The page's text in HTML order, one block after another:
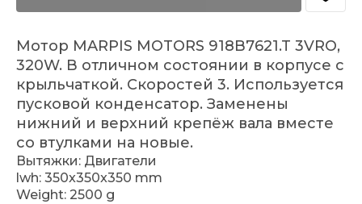
Мотор MARPIS MOTORS 918B7621.T 3VRO,
320W. В отличном состоянии в корпусе с
крыльчаткой. Скоростей 3. Используется
пусковой конденсатор. Заменены
нижний и верхний крепёж вала вместе
со втулками на новые.
Вытяжки: Двигатели
lwh: 350x350x350 mm
Weight: 2500 g